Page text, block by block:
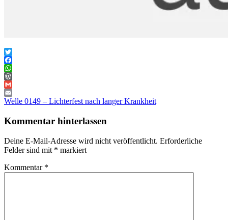
Twitter
Facebook
WhatsApp
WordPress
Gmail
Email
Beitragsnavigation
Vorheriger
Welle 0149 – Lichterfest nach langer Krankheit
Kommentar hinterlassen
Deine E-Mail-Adresse wird nicht veröffentlicht. Erforderliche
Felder sind mit * markiert
Kommentar *